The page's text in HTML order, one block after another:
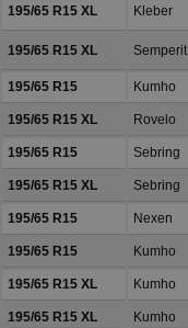
195/65 R15 XL Kleber
195/65 R15 XL Semperit
195/65 R15 Kumho
195/65 R15 XL Rovelo
195/65 R15 Sebring
195/65 R15 XL Sebring
195/65 R15 Nexen
195/65 R15 Kumho
195/65 R15 XL Kumho
195/65 R15 XL Kumho